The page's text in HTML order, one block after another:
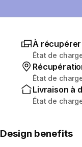
À
État de
État de
Livraison à
État de
Design benefits